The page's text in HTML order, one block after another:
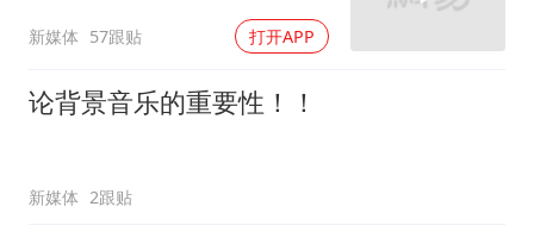
新媒体 57跟贴 打开APP
论背景音乐的重要性！！
新媒体 2跟贴